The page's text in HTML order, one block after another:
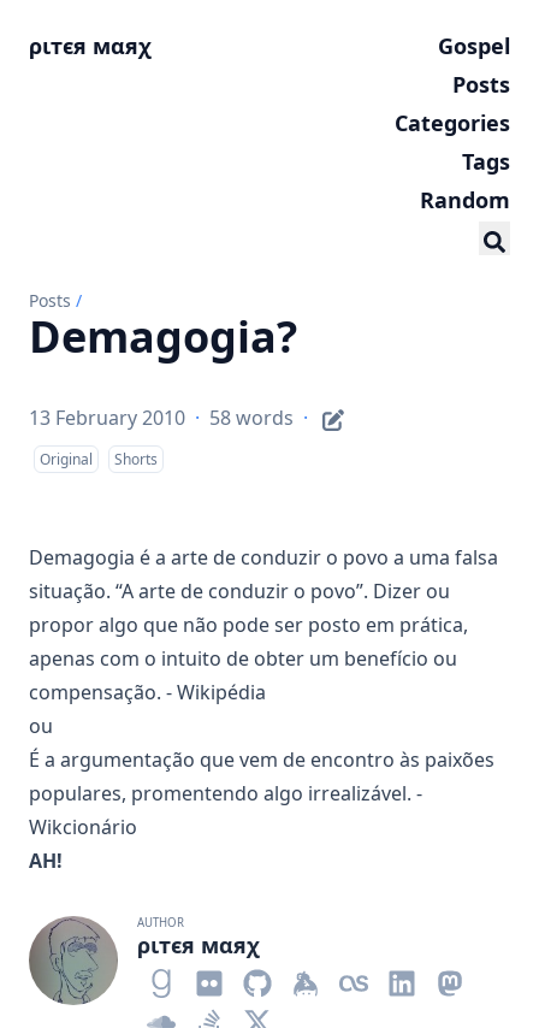
ριтєя мαяχ
Gospel
Posts
Categories
Tags
Random
Posts /
Demagogia?
13 February 2010 · 58 words ·
Original Shorts
Demagogia é a arte de conduzir o povo a uma falsa
situação. “A arte de conduzir o povo”. Dizer ou
propor algo que não pode ser posto em prática,
apenas com o intuito de obter um benefício ou
compensação. -Wikipédia
ou
É a argumentação que vem de encontro às paixões
populares, promentendo algo irrealizável. -
Wikcionário
AH!
AUTHOR
ριтєя мαяχ